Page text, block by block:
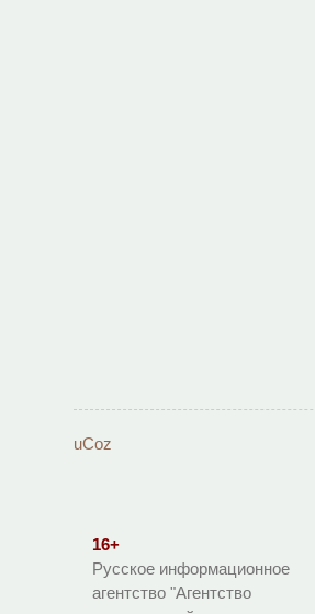
uCoz
16+
Русское информационное
агентство "Агентство